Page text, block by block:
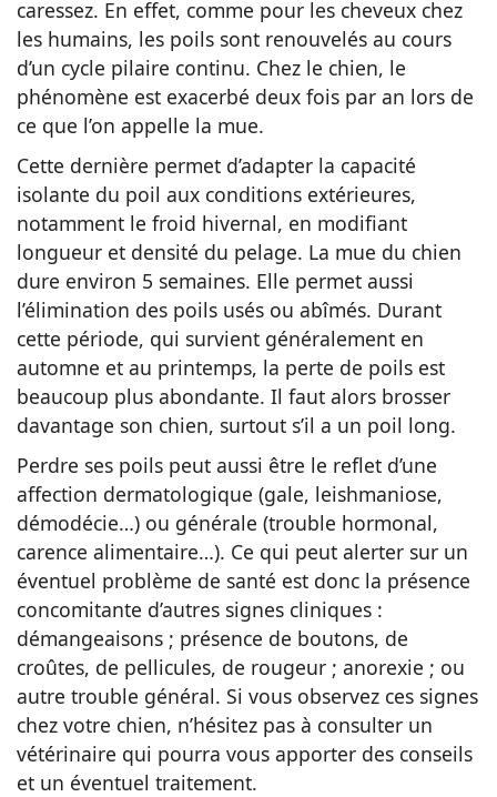
caressez. En effet, comme pour les cheveux chez
les humains, les poils sont renouvelés au cours
d’un cycle pilaire continu. Chez le chien, le
phénomène est exacerbé deux fois par an lors de
ce que l’on appelle la mue.
Cette dernière permet d’adapter la capacité
isolante du poil aux conditions extérieures,
notamment le froid hivernal, en modifiant
longueur et densité du pelage. La mue du chien
dure environ 5 semaines. Elle permet aussi
l’élimination des poils usés ou abîmés. Durant
cette période, qui survient généralement en
automne et au printemps, la perte de poils est
beaucoup plus abondante. Il faut alors brosser
davantage son chien, surtout s’il a un poil long.
Perdre ses poils peut aussi être le reflet d’une
affection dermatologique (gale, leishmaniose,
démodécie…) ou générale (trouble hormonal,
carence alimentaire…). Ce qui peut alerter sur un
éventuel problème de santé est donc la présence
concomitante d’autres signes cliniques :
démangeaisons ; présence de boutons, de
croûtes, de pellicules, de rougeur ; anorexie ; ou
autre trouble général. Si vous observez ces signes
chez votre chien, n’hésitez pas à consulter un
vétérinaire qui pourra vous apporter des conseils
et un éventuel traitement.